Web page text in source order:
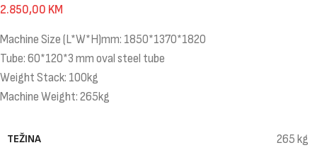
2.850,00 KM
Machine Size (L*W*H)mm: 1850*1370*1820
Tube: 60*120*3 mm oval steel tube
Weight Stack: 100kg
Machine Weight: 265kg
TEŽINA 265 kg